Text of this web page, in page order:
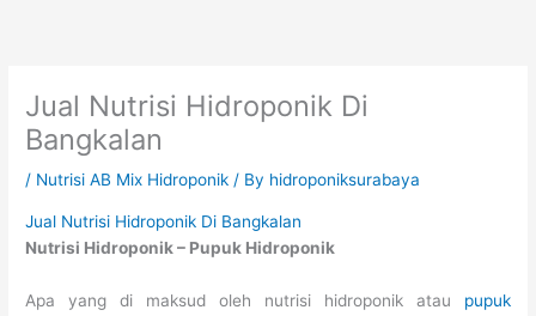
Jual Nutrisi Hidroponik Di
Bangkalan
/ Nutrisi AB Mix Hidroponik / By hidroponiksurabaya
Jual Nutrisi Hidroponik Di Bangkalan
Nutrisi Hidroponik – Pupuk Hidroponik
Apa yang di maksud oleh nutrisi hidroponik atau pupuk